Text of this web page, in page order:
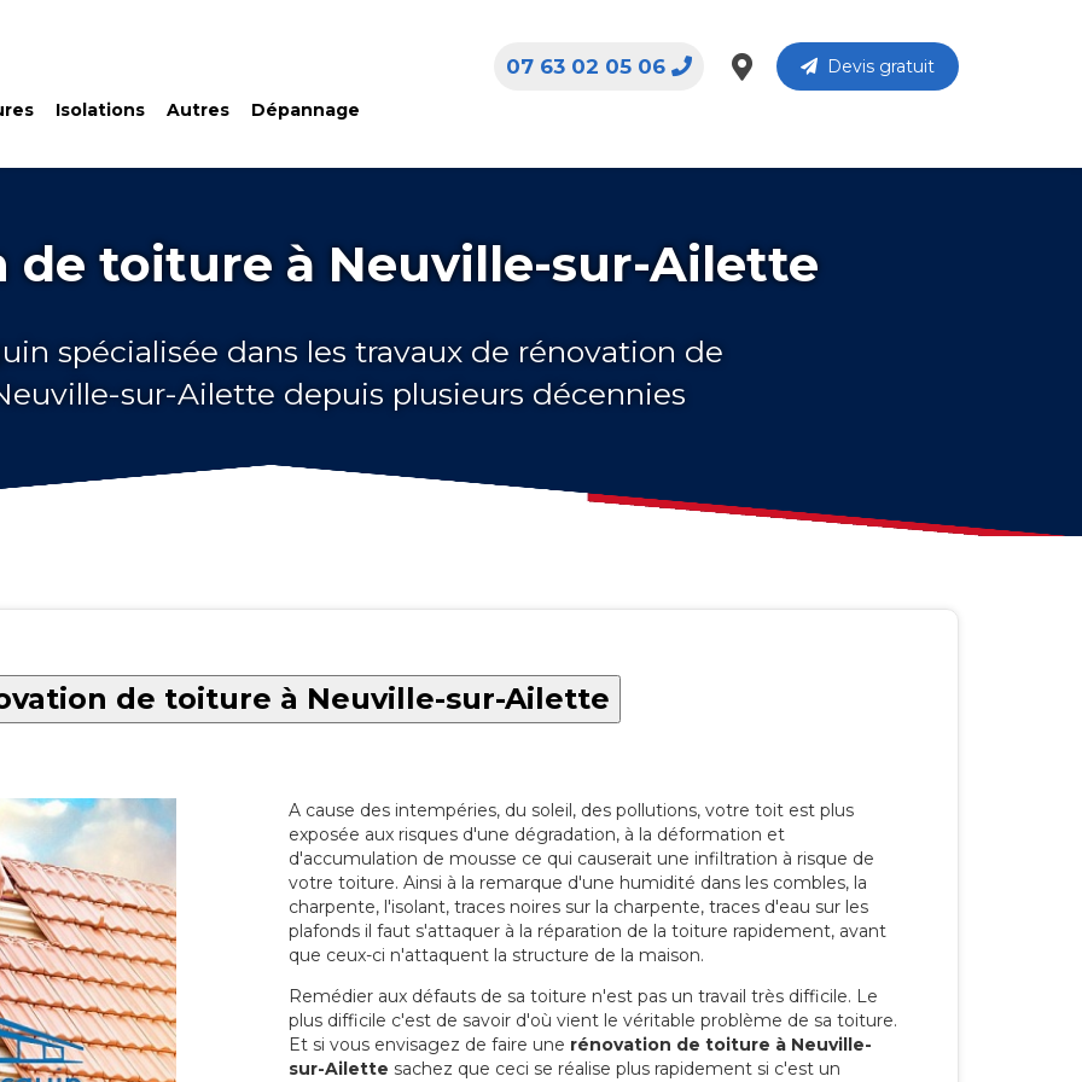
Isolations Autres Dépannage
Devis gratuit
07 63 02 05 06
de toiture à Neuville-sur-Ailette
spécialisée dans les travaux de rénovation de
sur-Ailette depuis plusieurs décennies
de toiture à Neuville-sur-Ailette
A cause des intempéries, du soleil, des pollutions, votre toit est plus
exposée aux risques d'une dégradation, à la déformation et
d'accumulation de mousse ce qui causerait une infiltration à risque de
votre toiture. Ainsi à la remarque d'une humidité dans les combles, la
charpente, l'isolant, traces noires sur la charpente, traces d'eau sur les
plafonds il faut s'attaquer à la réparation de la toiture rapidement, avant
que ceux-ci n'attaquent la structure de la maison.
Remédier aux défauts de sa toiture n'est pas un travail très difficile. Le
plus difficile c'est de savoir d'où vient le véritable problème de sa toiture.
Et si vous envisagez de faire une rénovation de toiture à Neuville-
sur-Ailette sachez que ceci se réalise plus rapidement si c'est un